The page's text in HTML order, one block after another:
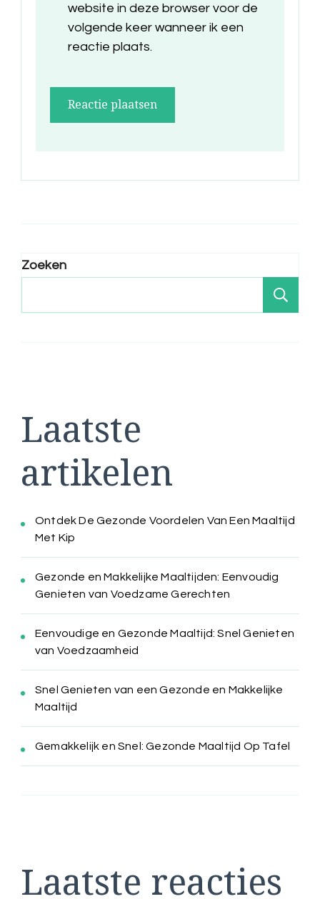
website in deze browser voor de
volgende keer wanneer ik een
reactie plaats.
Zoeken
Laatste
artikelen
Ontdek De Gezonde Voordelen Van Een Maaltijd
Met Kip
Gezonde en Makkelijke Maaltijden: Eenvoudig
Genieten van Voedzame Gerechten
Eenvoudige en Gezonde Maaltijd: Snel Genieten
van Voedzaamheid
Snel Genieten van een Gezonde en Makkelijke
Maaltijd
Gemakkelijk en Snel: Gezonde Maaltijd Op Tafel
Laatste reacties